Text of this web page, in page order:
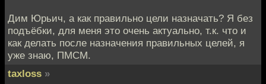
Дим Юрьич, а как правильно цели назначать? Я без
подъёбки, для меня это очень актуально, т.к. что и
как делать после назначения правильных целей, я
уже знаю, ПМСМ.
taxloss »